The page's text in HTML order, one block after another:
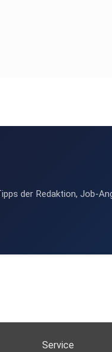
der Redaktion, Job-
Service